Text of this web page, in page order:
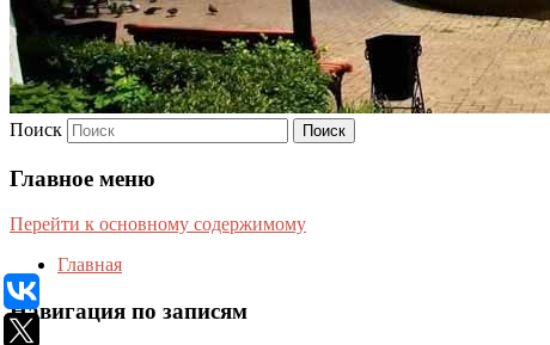
Поиск
Главное меню
Перейти к основному содержимому
Главная
Навигация по записям